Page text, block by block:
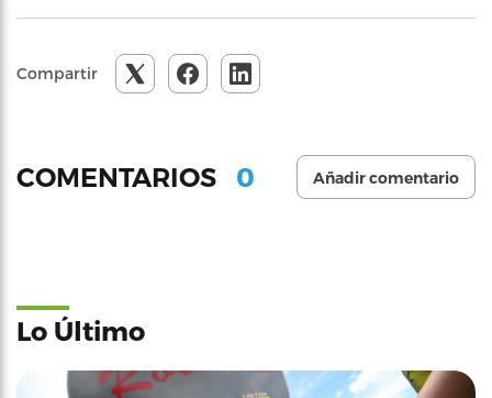
Compartir
COMENTARIOS 0 Añadir comentario
Lo Último